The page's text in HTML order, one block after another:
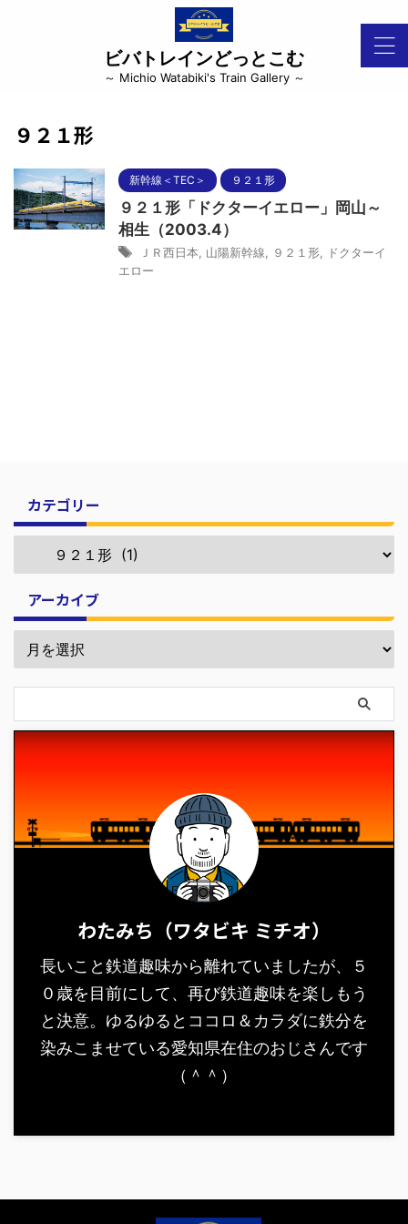
ビバトレインどっとこむ
～ Michio Watabiki's Train Gallery ～
９２１形
新幹線＜TEC＞ ９２１形
９２１形「ドクターイエロー」岡山～
相生（2003.4）
ＪＲ西日本 山陽新幹線 ９２１形
ドクターイ
エロー
カテゴリー
アーカイブ
わたみち（ワタビキ ミチオ）
長いこと鉄道趣味から離れていましたが、５
０歳を目前にして、再び鉄道趣味を楽しもう
と決意。ゆるゆるとココロ＆カラダに鉄分を
染みこませている愛知県在住のおじさんです
（＾＾）